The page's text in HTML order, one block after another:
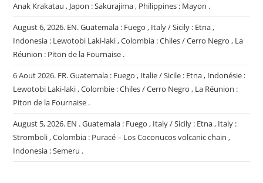
Anak Krakatau , Japon : Sakurajima , Philippines : Mayon .
August 6, 2026. EN. Guatemala : Fuego , Italy / Sicily : Etna ,
Indonesia : Lewotobi Laki-laki , Colombia : Chiles / Cerro Negro , La
Réunion : Piton de la Fournaise .
6 Aout 2026. FR. Guatemala : Fuego , Italie / Sicile : Etna , Indonésie :
Lewotobi Laki-laki , Colombie : Chiles / Cerro Negro , La Réunion :
Piton de la Fournaise .
August 5, 2026. EN . Guatemala : Fuego , Italy / Sicily : Etna , Italy :
Stromboli , Colombia : Puracé – Los Coconucos volcanic chain ,
Indonesia : Semeru .